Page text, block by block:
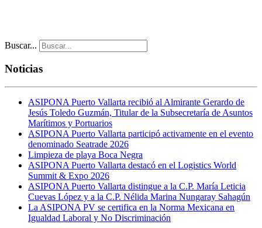
Buscar...
Noticias
ASIPONA Puerto Vallarta recibió al Almirante Gerardo de
Jesús Toledo Guzmán, Titular de la Subsecretaría de Asuntos
Marítimos y Portuarios
ASIPONA Puerto Vallarta participó activamente en el evento
denominado Seatrade 2026
Limpieza de playa Boca Negra
ASIPONA Puerto Vallarta destacó en el Logistics World
Summit & Expo 2026
ASIPONA Puerto Vallarta distingue a la C.P. María Leticia
Cuevas López y a la C.P. Nélida Marina Nungaray Sahagún
La ASIPONA PV se certifica en la Norma Mexicana en
Igualdad Laboral y No Discriminación